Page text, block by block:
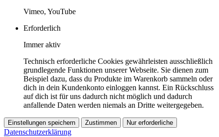
Vimeo, YouTube
Erforderlich
Immer aktiv
Technisch erforderliche Cookies gewährleisten ausschließlich
grundlegende Funktionen unserer Webseite. Sie dienen zum
Beispiel dazu, dass du Produkte im Warenkorb sammeln oder
dich in dein Kundenkonto einloggen kannst. Ein Rückschluss
auf dich ist für uns dadurch nicht möglich und dadurch
anfallende Daten werden niemals an Dritte weitergegeben.
Einstellungen speichern Zustimmen Nur erforderliche
Datenschutzerklärung